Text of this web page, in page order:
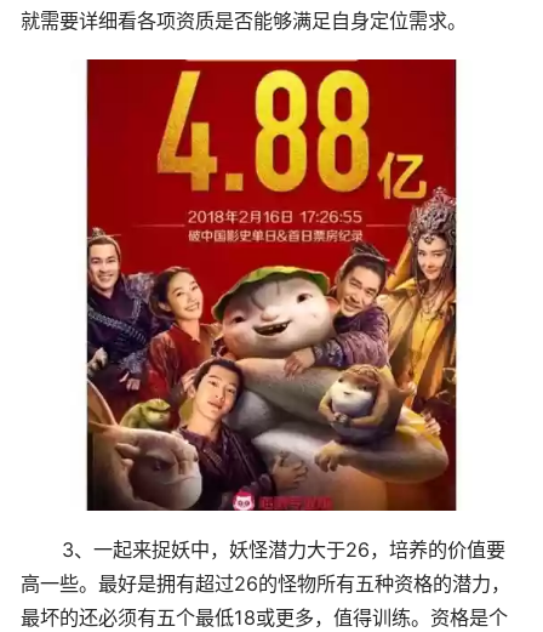
就需要详细看各项资质是否能够满足自身定位需求。
3、一起来捉妖中，妖怪潜力大于26，培养的价值要
高一些。最好是拥有超过26的怪物所有五种资格的潜力，
最坏的还必须有五个最低18或更多，值得训练。资格是个